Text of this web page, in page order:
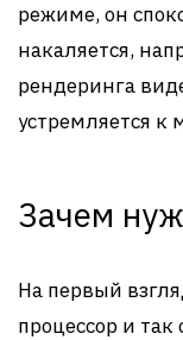
режиме, он
накаляется,
рендеринга
устремляется к
Зачем
На первый
процессор и так